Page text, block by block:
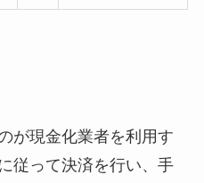
が現金化業者を利用す
従って決済を行い、手